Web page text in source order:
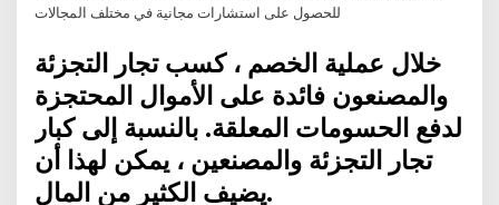
للحصول على استشارات مجانية في مختلف المجالات
خلال عملية الخصم ، كسب تجار التجزئة
والمصنعون فائدة على الأموال المحتجزة
لدفع الحسومات المعلقة. بالنسبة إلى كبار
تجار التجزئة والمصنعين ، يمكن لهذا أن
يضيف الكثير من المال.